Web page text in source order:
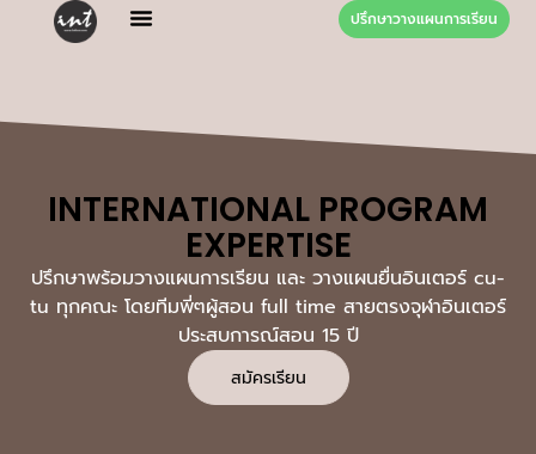
ปรึกษาวางแผนการเรียน
INTERNATIONAL PROGRAM
EXPERTISE
ปรึกษาพร้อมวางแผนการเรียน และ วางแผนยื่นอินเตอร์ cu-
tu ทุกคณะ โดยทีมพี่ๆผู้สอน full time สายตรงจุฬาอินเตอร์
ประสบการณ์สอน 15 ปี
สมัครเรียน